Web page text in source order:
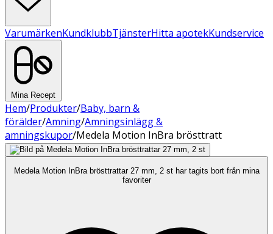
VarumärkenKundklubbTjänsterHitta apotekKundservice
Mina Recept
Hem/Produkter/Baby, barn &
förälder/Amning/Amningsinlägg &
amningskupor/Medela Motion InBra brösttratt
Medela Motion InBra brösttrattar 27 mm, 2 st har tagits bort från mina
favoriter